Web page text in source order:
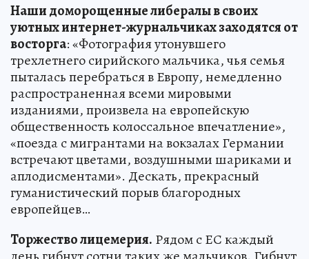
Наши доморощенные либералы в своих
уютных интернет-журнальчиках заходятся от
восторга: «Фотография утонувшего
трехлетнего сирийского мальчика, чья семья
пыталась перебраться в Европу, немедленно
распространенная всеми мировыми
изданиями, произвела на европейскую
общественность колоссальное впечатление»,
«поезда с мигрантами на вокзалах Германии
встречают цветами, воздушными шариками и
аплодисментами». Дескать, прекрасный
гуманистический порыв благородных
европейцев…
Торжество лицемерия. Рядом с ЕС каждый